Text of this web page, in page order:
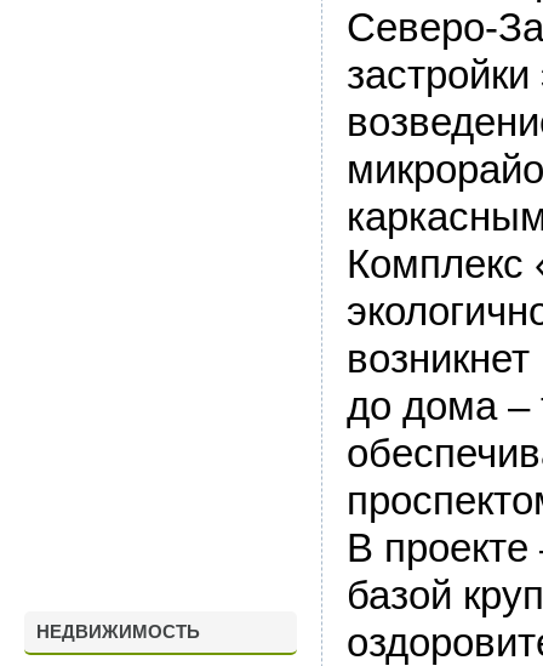
НЕДВИЖИМОСТЬ
Северо-
Комплекс
до дома –
В
базой